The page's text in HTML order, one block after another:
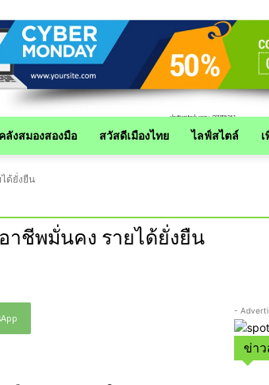
คลังสมองสองมือ สวัสดีเมืองไทย ไลฟ์สไตล์
ด้ยั่งยืน
าชีพมั่นคง รายได้ยั่งยืน
-
ข่า